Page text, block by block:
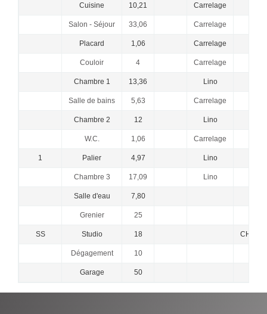
Cuisine 10,21 Carrelage
Salon - Séjour 33,06 Carrelage
Placard 1,06 Carrelage
Couloir 4 Carrelage
Chambre 1 13,36 Lino
Salle de bains 5,63 Carrelage
Chambre 2 12 Lino
W.C. 1,06 Carrelage
1 Palier 4,97 Lino
Chambre 3 17,09 Lino
Salle d'eau 7,80
Grenier 25
SS Studio 18
Dégagement 10
Garage 50